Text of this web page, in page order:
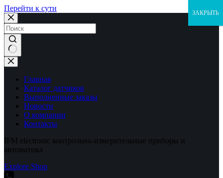
Перейти к сути
Ничего
не
найденоГлавная
Каталог датчиков
Выполненные заказы
Новости
О компании
Контакты
IFM electronic контрольно-измерительные приборы и
автоматика
Explore Shop
ЗАКРЫТЬ